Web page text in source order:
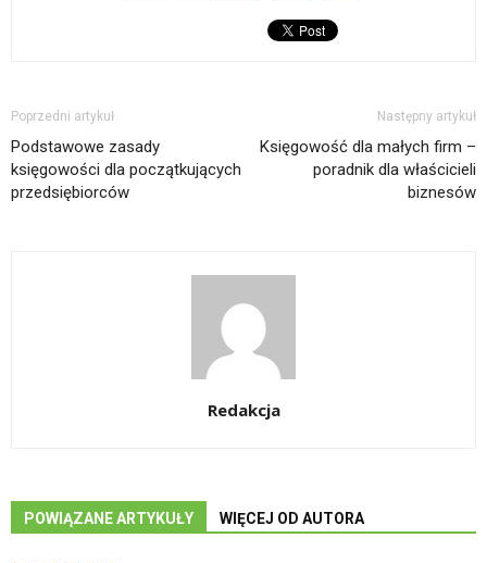
Poprzedni artykuł
Podstawowe zasady
księgowości dla początkujących
przedsiębiorców
Następny artykuł
Księgowość dla małych firm –
poradnik dla właścicieli
biznesów
Redakcja
POWIĄZANE ARTYKUŁY WIĘCEJ OD AUTORA